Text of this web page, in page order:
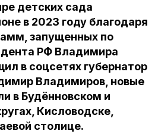
детских сада
в 2023 году благодаря
запущенных по
РФ Владимира
в соцсетях губернатор
Владимиров, новые
в Будённовском и
Кисловодске,
столице.